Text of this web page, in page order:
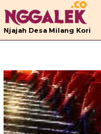
Njajah Desa Milang Kori